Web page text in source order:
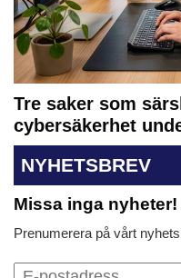
Tre saker som
cybersäkerhet
NYHETSBREV
Missa inga nyheter!
Prenumerera på vårt